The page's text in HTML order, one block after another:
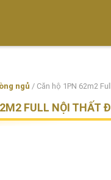
ngủ / Căn hộ 1PN 62m2
FULL NỘI THẤT